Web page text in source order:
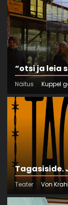
“otsi ja leia
Näitus Kuppel
Tagasiside.
Teater Von Krahl